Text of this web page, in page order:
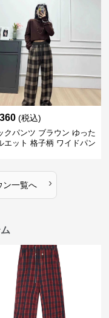
(税込)
クパンツ ブラウン ゆった
エット 格子柄 ワイドパン
ン一覧へ ›